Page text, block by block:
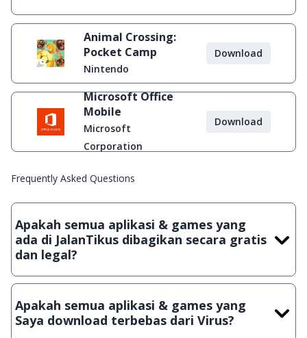
Animal Crossing:
Pocket Camp
Nintendo
Download
Microsoft Office
Mobile
Microsoft
Corporation
Download
Frequently Asked Questions
Apakah semua aplikasi & games yang
ada di JalanTikus dibagikan secara gratis
dan legal?
Ya, JalanTikus hanya membagikan aplikasi & games yang
crack, patch atau semacamnya.
Apakah semua aplikasi & games yang
Saya download terbebas dari Virus?